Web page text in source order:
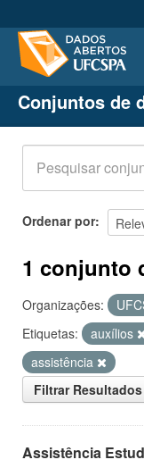
Conjuntos de
Organizações
Grupos
Sobre
Conjuntos de
Ordenar por
1 conjunto
Organizações:
Etiquetas:
auxílios
assistência
Filtrar Resultados
Assistência